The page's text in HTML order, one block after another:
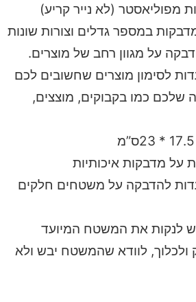
מפוליאסטר (לא נייר קריע)
במספר גדלים וצורות שונות
על מגוון רחב של מוצרים.
לסימון מוצרים שחשובים לכם
ה שלכם כמו בקבוקים, מוצצים,
על מדבקות איכותיות
להדבקה על משטחים חלקים
לנקות את המשטח המיועד
לוודא שהמשטח יבש ולא